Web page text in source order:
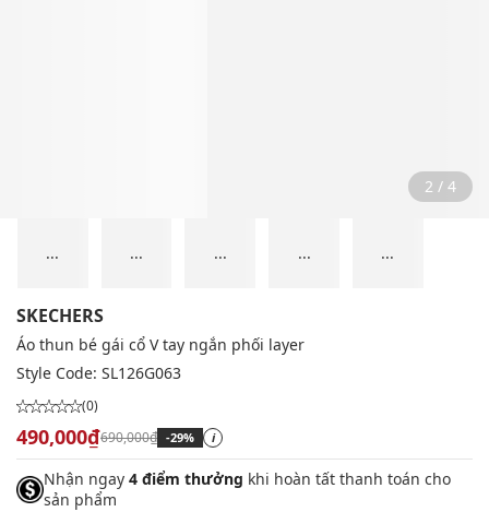
2 / 4
... ... ... ... ...
SKECHERS
Áo thun bé gái cổ V tay ngắn phối layer
Style Code: SL126G063
(0)
490,000₫690,000₫ -29% i
Nhận ngay 4 điểm thưởng khi hoàn tất thanh toán cho
sản phẩm